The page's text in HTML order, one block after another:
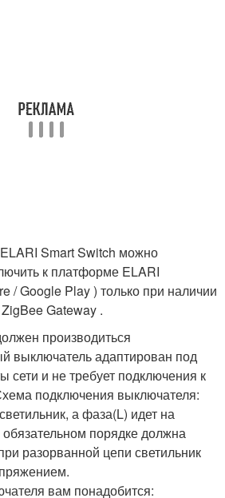
Smart Switch можно
к платформе ELARI
/ Google Play ) только при наличии
Gateway .
производиться
выключатель адаптирован под
сети и не требует подключения к
подключения выключателя:
а фаза(L) идет на
порядке должна
разорванной цепи светильник
вам понадобится: